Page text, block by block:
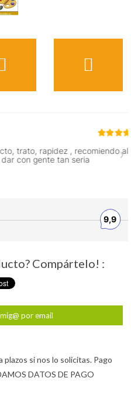
Compártelo! :
por email
plazos si nos lo solicitas. Pago
DATOS DE PAGO